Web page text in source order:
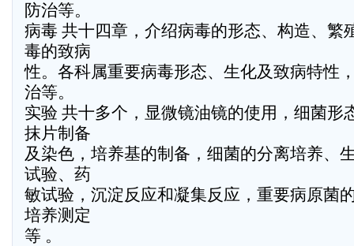
防治等。
病毒 共十四章，介绍病毒的形态、构造、繁
毒的致病
性。各科属重要病毒形态、生化及致病特性
治等。
实验 共十多个，显微镜油镜的使用，细菌形
抹片制备
及染色，培养基的制备，细菌的分离培养、
试验、药
敏试验，沉淀反应和凝集反应，重要病原菌
培养测定
等 。